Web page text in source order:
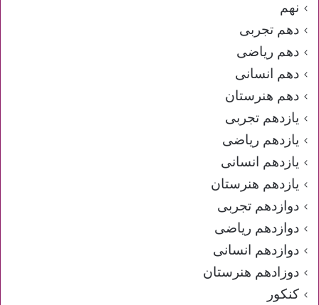
نهم
دهم تجربی
دهم ریاضی
دهم انسانی
دهم هنرستان
یازدهم تجربی
یازدهم ریاضی
یازدهم انسانی
یازدهم هنرستان
دوازدهم تجربی
دوازدهم ریاضی
دوازدهم انسانی
دوزادهم هنرستان
کنکور